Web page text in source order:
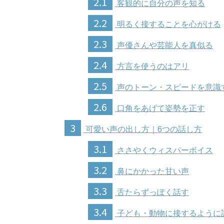
客観的に自分の声を知る
2.2 明るく接することを心がける
2.3 声優さんや芸能人を真似る
2.4 方言を使うのはアリ
2.5 声のトーン・スピードを意識
2.6 口角をあげて姿勢を正す
3 可愛い声の出し方｜6つの話し方
3.1 ささやくウィスパーボイス
3.2 鼻にかかった甘い声
3.3 舌たらずっぽく話す
3.4 子ども・動物に接するように